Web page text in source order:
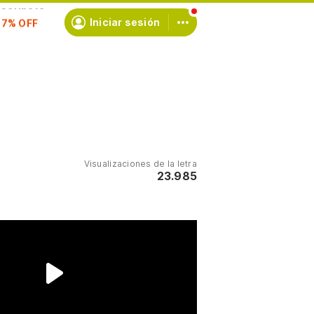
Iniciar sesión
Visualizaciones de la letra
23.985